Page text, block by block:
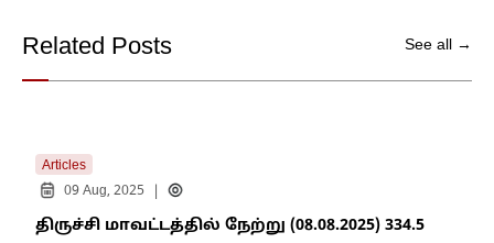
Related Posts See all →
Articles
09 Aug, 2025
திருச்சி மாவட்டத்தில் நேற்று (08.08.2025) 334.5